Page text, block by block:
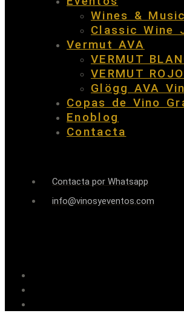
Wines & Music
Classic Wine
Vermut AVA
VERMUT
VERMUT
Glögg AVA
Copas de Vino
Enoblog
Contacta
Contacta por Whatsapp
info@vinosyeventos.com